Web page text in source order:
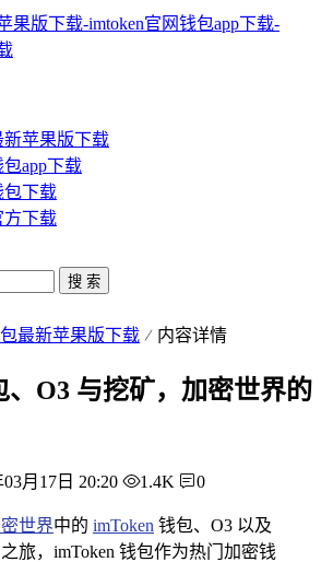
新苹果版下载
app下载
包下载
方下载
搜 索
最新苹果版下载 内容详情
、O3 与挖矿，加密世界的
03月17日 20:20 1.4K 0
世界中的 imToken 钱包、O3 以及
旅，imToken 钱包作为热门加密钱